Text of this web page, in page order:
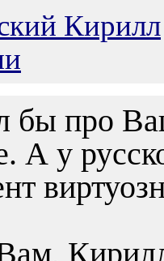
Кирилл
бы про
А у